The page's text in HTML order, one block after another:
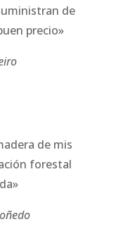
de
precio»
de mis
forestal